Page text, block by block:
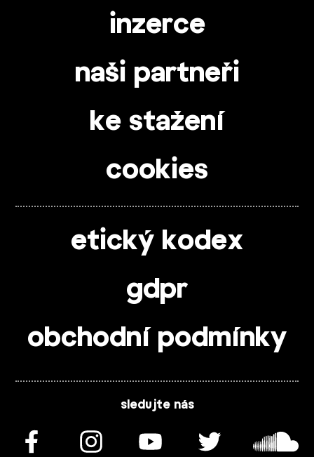
inzerce
naši partneři
ke stažení
cookies
etický kodex
gdpr
obchodní podmínky
sledujte nás